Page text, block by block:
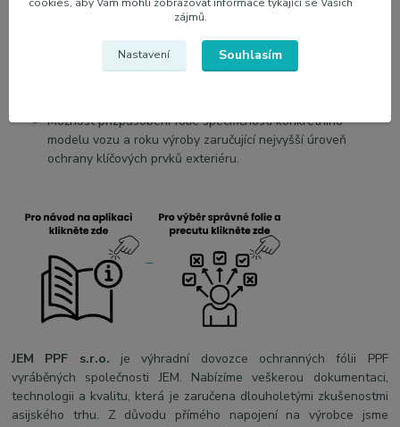
drobné škrábance.
Jednoduchá instalace pomocí "mokré" techniky.
Dostupné hotové formáty přizpůsobené různým modelům
Možnost přizpůsobení fólie specifičnosti konkrétního
modelu vozu a roku výroby zaručující nejvyšší úroveň
ochrany klíčových prvků exteriéru.
JEM PPF s.r.o. je výhradní dovozce ochranných fólii PPF
vyráběných společnosti JEM. Nabízíme veškerou dokumentaci,
technologii a kvalitu, která je zaručena dlouholetými zkušenostmi
asijského trhu. Z důvodu přímého napojení na výrobce jsme
zájmů.
Nastavení Souhlasím